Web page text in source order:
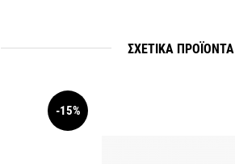
ΣΧΕΤΙΚΆ ΠΡΟΪΟΝΤΑ
-15%